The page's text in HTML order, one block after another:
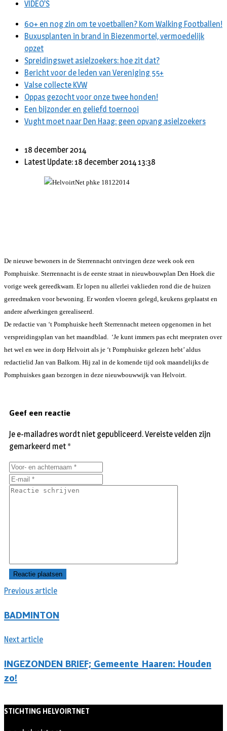
VIDEO’S
60+ en nog zin om te voetballen? Kom Walking Footballen!
Buxusplanten in brand in Biezenmortel, vermoedelijk
opzet
Spreidingswet asielzoekers: hoe zit dat?
Bericht voor de leden van Vereniging 55+
Valse collecte KVW
Oppas gezocht voor onze twee honden!
Een bijzonder en geliefd toernooi
Vught moet naar Den Haag: geen opvang asielzoekers
18 december 2014
Latest Update: 18 december 2014 13:38
De nieuwe bewoners in de Sterrennacht ontvingen deze week ook een
Pomphuiske. Sterrennacht is de eerste straat in nieuwbouwplan Den Hoek die
vorige week gereedkwam. Er lopen nu allerlei vaklieden rond die de huizen
gereedmaken voor bewoning. Er worden vloeren gelegd, keukens geplaatst en
andere afwerkingen gerealiseerd.
De redactie van ‘t Pomphuiske heeft Sterrennacht meteen opgenomen in het
verspreidingsplan van het maandblad. ‘Je kunt immers pas echt meepraten over
het wel en wee in dorp Helvoirt als je ‘t Pomphuiske gelezen hebt’ aldus
redactielid Jan van Balkom. Hij zal in de komende tijd ook maandelijks de
Pomphuiskes gaan bezorgen in deze nieuwbouwwijk van Helvoirt.
Previous article
BADMINTON
Next article
INGEZONDEN BRIEF; Gemeente Haaren: Houden
zo!
Geef een reactie
Je e-mailadres wordt niet gepubliceerd.Vereiste velden zijn
gemarkeerd met *
STICHTING HELVOIRTNET